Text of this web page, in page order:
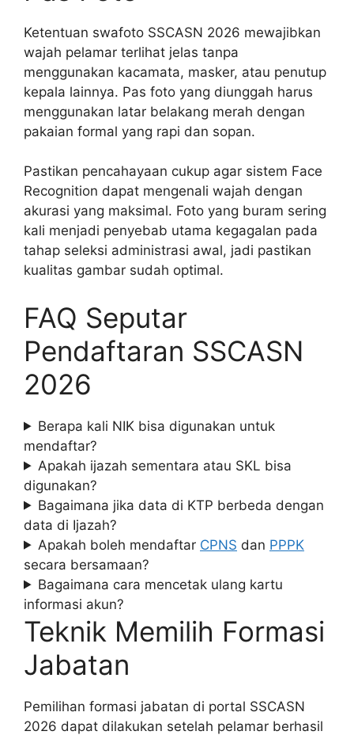
Ketentuan swafoto SSCASN 2026 mewajibkan
wajah pelamar terlihat jelas tanpa
menggunakan kacamata, masker, atau penutup
kepala lainnya. Pas foto yang diunggah harus
menggunakan latar belakang merah dengan
pakaian formal yang rapi dan sopan.
Pastikan pencahayaan cukup agar sistem Face
Recognition dapat mengenali wajah dengan
akurasi yang maksimal. Foto yang buram sering
kali menjadi penyebab utama kegagalan pada
tahap seleksi administrasi awal, jadi pastikan
kualitas gambar sudah optimal.
FAQ Seputar
Pendaftaran SSCASN
2026
Berapa kali NIK bisa digunakan untuk
mendaftar?
Apakah ijazah sementara atau SKL bisa
digunakan?
Bagaimana jika data di KTP berbeda dengan
data di Ijazah?
Apakah boleh mendaftar CPNS dan PPPK
secara bersamaan?
Bagaimana cara mencetak ulang kartu
informasi akun?
Teknik Memilih Formasi
Jabatan
Pemilihan formasi jabatan di portal SSCASN
2026 dapat dilakukan setelah pelamar berhasil